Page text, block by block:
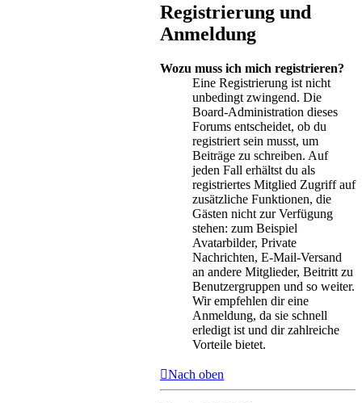
Registrierung und
Anmeldung
Wozu muss ich mich registrieren?
Eine Registrierung ist nicht
unbedingt zwingend. Die
Board-Administration dieses
Forums entscheidet, ob du
registriert sein musst, um
Beiträge zu schreiben. Auf
jeden Fall erhältst du als
registriertes Mitglied Zugriff auf
zusätzliche Funktionen, die
Gästen nicht zur Verfügung
stehen: zum Beispiel
Avatarbilder, Private
Nachrichten, E-Mail-Versand
an andere Mitglieder, Beitritt zu
Benutzergruppen und so weiter.
Wir empfehlen dir eine
Anmeldung, da sie schnell
erledigt ist und dir zahlreiche
Vorteile bietet.
Nach oben